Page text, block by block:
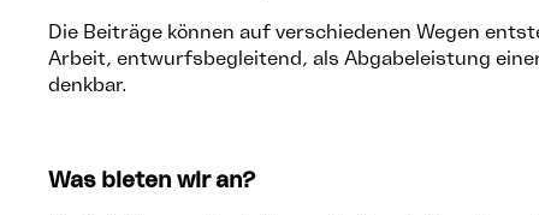
Die Beiträge können auf verschiedenen Wegen
Arbeit, entwurfsbegleitend, als Abgabeleistung
denkbar.
Was bieten wir an?